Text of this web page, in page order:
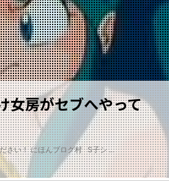
2020/4/26
女房がセブへやって
さい！ にほんブログ村 S子シ ...